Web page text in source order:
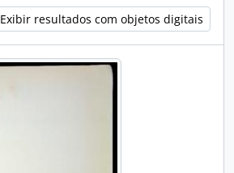
Exibir resultados com objetos digitais